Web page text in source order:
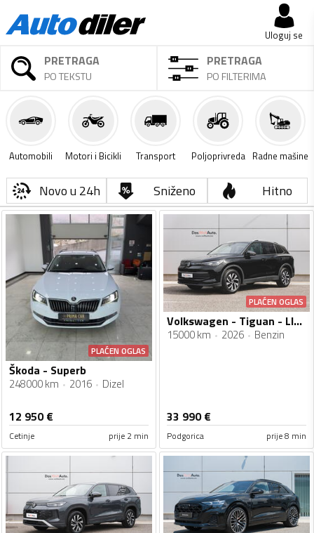
Uloguj se
PRETRAGA
PO TEKSTU
PRETRAGA
PO FILTERIMA
Automobili Motori i Bicikli Transport Poljoprivreda Radne mašine
Novo u 24h Sniženo Hitno
PLAĆEN OGLAS
Škoda - Superb
248000 km 2016 Dizel
12 950€
Cetinje prije 2 min
PLAĆEN OGLAS
Volkswagen - Tiguan - LIFE 1.5 eTSI DSG
15000 km 2026 Benzin
33 990€
Podgorica prije 8 min